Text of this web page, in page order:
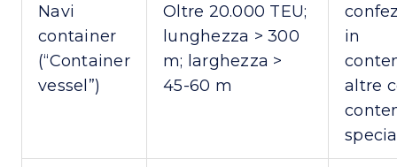
Navi
container
(“Container
vessel”)
Oltre 20.000 TEU;
lunghezza > 300
m; larghezza >
45-60 m
in
altre